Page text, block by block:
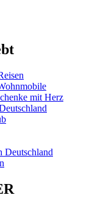
mit Herz
Deutschland